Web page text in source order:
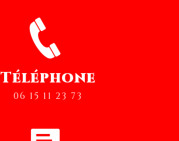
Téléphone
06 15 11 23 73